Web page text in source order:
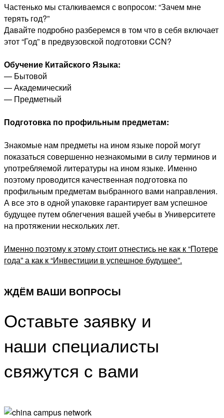
Частенько мы сталкиваемся с вопросом: “Зачем мне
терять год?”
Давайте подробно разберемся в том что в себя включает
этот “Год” в предвузовской подготовки CCN?
Обучение Китайского Языка:
— Бытовой
— Академический
— Предметный
Подготовка по профильным предметам:
Знакомые нам предметы на ином языке порой могут
показаться совершенно незнакомыми в силу терминов и
употребляемой литературы на ином языке. Именно
поэтому проводится качественная подготовка по
профильным предметам выбранного вами направления.
А все это в одной упаковке гарантирует вам успешное
будущее путем облегчения вашей учебы в Университете
на протяжении нескольких лет.
Именно поэтому к этому стоит отнестись не как к “Потере
года” а как к “Инвестиции в успешное будущее”.
ЖДЁМ ВАШИ ВОПРОСЫ
Оставьте заявку и
наши специалисты
свяжутся с вами